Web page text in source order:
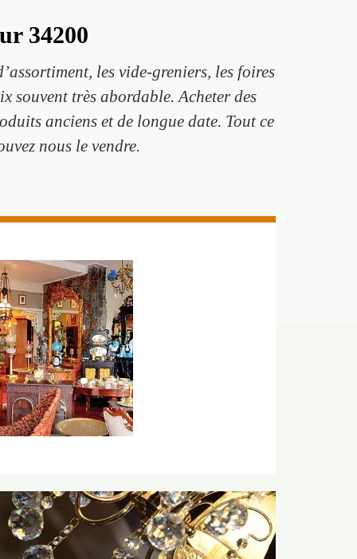
34200
les vide-greniers, les foires
souvent très abordable. Acheter des
anciens et de longue date. Tout ce
nous le vendre.